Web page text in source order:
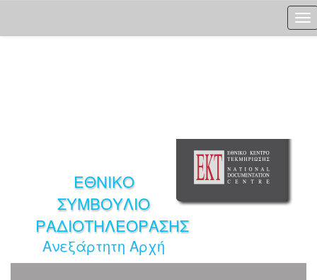
ΕΘΝΙΚΟ
ΣΥΜΒΟΥΛΙΟ
ΡΑΔΙΟΤΗΛΕΟΡΑΣΗΣ
Ανεξάρτητη Αρχή